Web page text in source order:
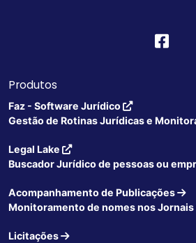
Produtos
Faz - Software Jurídico
Gestão de Rotinas Jurídicas e
Legal Lake
Buscador Jurídico de pessoas ou
Acompanhamento de Publicações
Monitoramento de nomes nos Jornais
Licitações